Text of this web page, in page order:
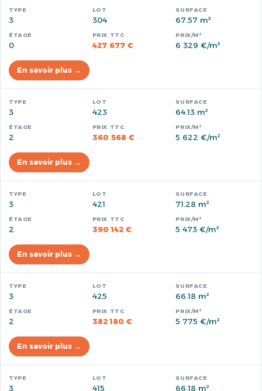
3 304 67.57 m²
0 427 677 € 6 329 €/m²
En savoir plus →
3 423 64.13 m²
2 360 568 € 5 622 €/m²
En savoir plus →
3 421 71.28 m²
2 390 142 € 5 473 €/m²
En savoir plus →
3 425 66.18 m²
2 382 180 € 5 775 €/m²
En savoir plus →
3 415 66.18 m²